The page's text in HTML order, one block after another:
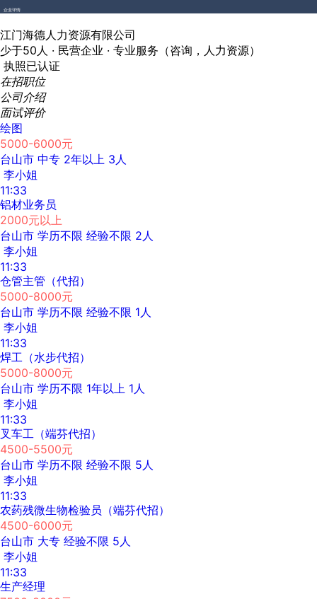
企业详情
江门海德人力资源有限公司
少于50人 · 民营企业 · 专业服务（咨询，人力资源）
执照已认证
在招职位
公司介绍
面试评价
绘图
5000-6000元
台山市 中专 2年以上 3人
李小姐
11:33
铝材业务员
2000元以上
台山市 学历不限 经验不限 2人
李小姐
11:33
仓管主管（代招）
5000-8000元
台山市 学历不限 经验不限 1人
李小姐
11:33
焊工（水步代招）
5000-8000元
台山市 学历不限 1年以上 1人
李小姐
11:33
叉车工（端芬代招）
4500-5500元
台山市 学历不限 经验不限 5人
李小姐
11:33
农药残微生物检验员（端芬代招）
4500-6000元
台山市 大专 经验不限 5人
李小姐
11:33
生产经理